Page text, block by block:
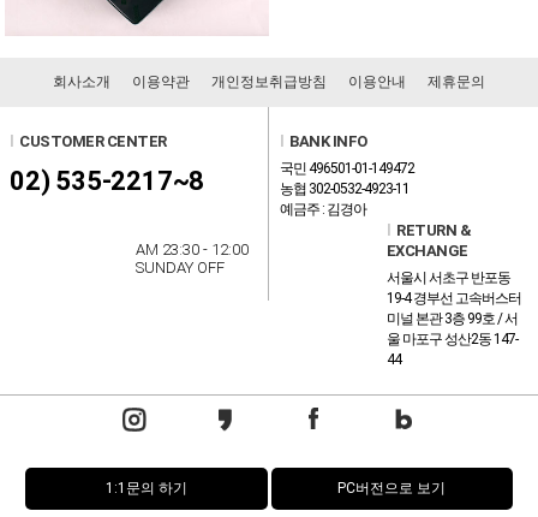
회사소개 이용약관 개인정보취급방침 이용안내 제휴문의
CUSTOMER CENTER
02) 535-2217~8
AM 23:30 - 12:00
SUNDAY OFF
BANK INFO
국민 496501-01-149472
농협 302-0532-4923-11
예금주 : 김경아
RETURN &
EXCHANGE
서울시 서초구 반포동
19-4 경부선 고속버스터
미널 본관 3층 99호 / 서
울 마포구 성산2동 147-
44
1:1문의 하기 PC버전으로 보기